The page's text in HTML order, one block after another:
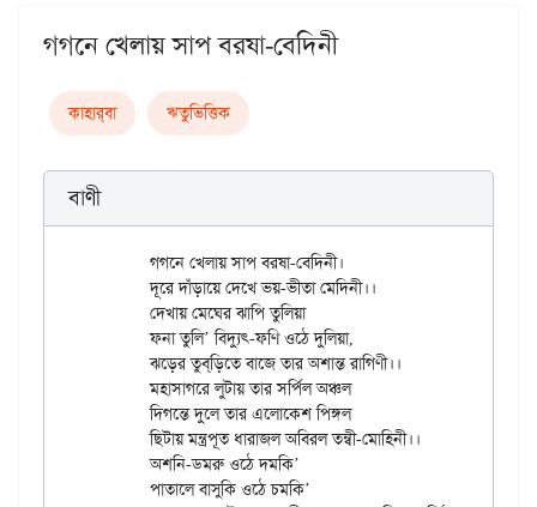
গগনে খেলায় সাপ বরষা-বেদিনী
কাহার্‌বা ঋতুভিত্তিক
বাণী
	দূরে দাঁড়ায়ে দেখে ভয়-ভীতা মেদিনী।।
	ফনা তুলি’ বিদ্যুৎ-ফণি ওঠে দুলিয়া,
	ঝড়ের তুব্‌ড়িতে বাজে তার অশান্ত রাগিণী।।
	মহাসাগরে লুটায় তার সর্পিল অঞ্চল
	দিগন্তে দুলে তার এলোকেশ পিঙ্গল
	ছিটায় মন্ত্রপূত ধারাজল অবিরল তন্বী-মোহিনী।।
	অশনি-ডমরু ওঠে দমকি’